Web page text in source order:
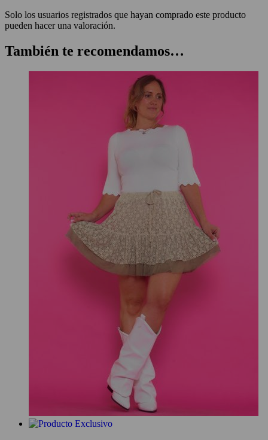
Solo los usuarios registrados que hayan comprado este producto
pueden hacer una valoración.
También te recomendamos…